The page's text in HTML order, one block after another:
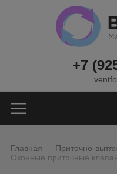
+7
Главная Приточно-
Оконные приточные